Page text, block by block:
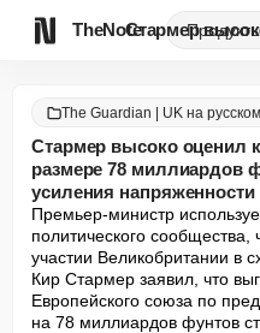
TheNote
The Guardian | UK на русском
Стармер высоко оценил
размере 78 миллиардов
усиления
Премьер-министр
политического
участии Великобритании в
Кир Стармер заявил, что
Европейского союза по
на 78 миллиардов фунтов